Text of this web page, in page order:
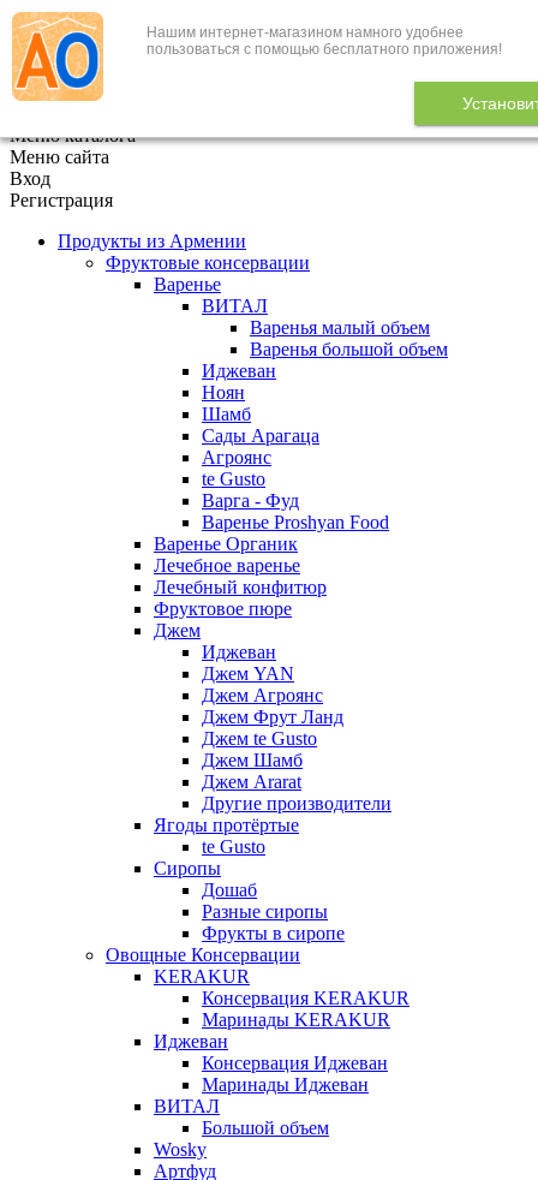
Нашим интернет-магазином намного удобнее
пользоваться с помощью бесплатного приложения!
+7 (495) 646-888-1
В корзине 0
Меню каталога
Меню сайта
Вход
Регистрация
Продукты из Армении
Фруктовые консервации
Варенье
ВИТАЛ
Варенья малый объем
Варенья большой объем
Иджеван
Ноян
Шамб
Сады Арагаца
Агроянс
te Gusto
Варга - Фуд
Варенье Proshyan Food
Варенье Органик
Лечебное варенье
Лечебный конфитюр
Фруктовое пюре
Джем
Иджеван
Джем YAN
Джем Агроянс
Джем Фрут Ланд
Джем te Gusto
Джем Шамб
Джем Ararat
Другие производители
Ягоды протёртые
te Gusto
Сиропы
Дошаб
Разные сиропы
Фрукты в сиропе
Овощные Консервации
KERAKUR
Консервация KERAKUR
Маринады KERAKUR
Иджеван
Консервация Иджеван
Маринады Иджеван
ВИТАЛ
Большой объем
Wosky
Артфуд